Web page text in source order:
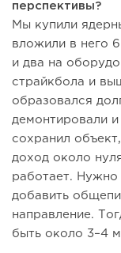
перспективы?
Мы купили
вложили в него
и два на
страйкбола и
образовался
демонтировали
сохранил
доход около
работает. Нужно
добавить
направление.
быть около 3–4